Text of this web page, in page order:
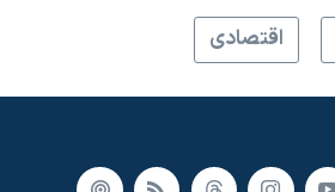
اقتصادی